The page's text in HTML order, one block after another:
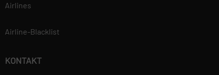
Airlines
Airline-Blacklist
KONTAKT